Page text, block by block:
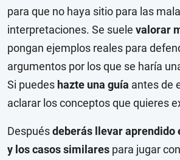
para que no haya sitio para las
interpretaciones. Se suele valorar
pongan ejemplos reales para
argumentos por los que se haría
Si puedes hazte una guía antes de
aclarar los conceptos que quieres
Despuésdeberás llevar aprendido
y los casos similares para jugar